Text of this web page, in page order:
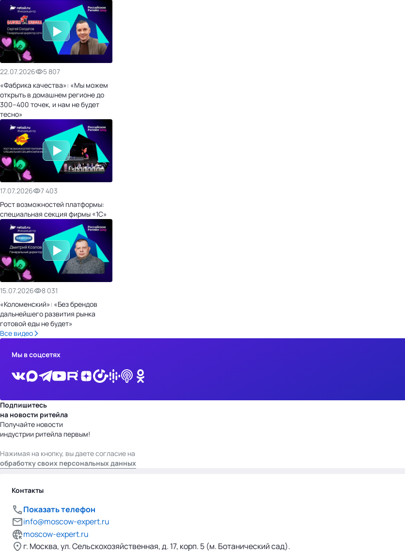
22.07.2026
5 807
«Фабрика качества»: «Мы можем
открыть в домашнем регионе до
300–400 точек, и нам не будет
тесно»
17.07.2026
7 403
Рост возможностей платформы:
специальная секция фирмы «1С»
15.07.2026
8 031
«Коломенский»: «Без брендов
дальнейшего развития рынка
готовой еды не будет»
Все видео
Мы в соцсетях
Подпишитесь
на новости ритейла
Получайте новости
индустрии ритейла первым!
Нажимая на кнопку, вы даете согласие на
обработку своих персональных данных
Контакты
Показать телефон
info@moscow-expert.ru
moscow-expert.ru
г. Москва, ул. Сельскохозяйственная, д. 17, корп. 5 (м. Ботанический сад).